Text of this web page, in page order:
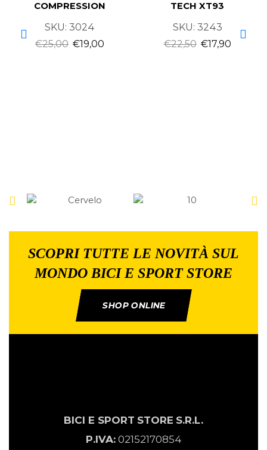
COMPRESSION
SKU: 3024
€25,00 €19,00
TECH XT93
SKU: 3243
€22,50 €17,90
SCOPRI TUTTE LE NOVITÀ SUL
MONDO BICI E SPORT STORE
SHOP ONLINE
BICI E SPORT STORE S.R.L.
P.IVA:02152170854